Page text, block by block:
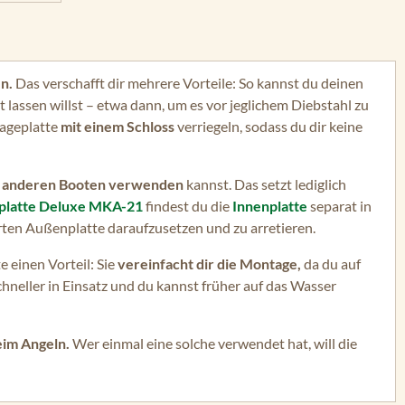
Das verschafft dir mehrere Vorteile: So kannst du deinen
willst – etwa dann, um es vor jeglichem Diebstahl zu
mit einem Schlossverriegeln, sodass du dir keine
Booten verwenden kannst. Das setzt lediglich
Deluxe MKA-21findest du die Innenplatte separat in
Außenplatte daraufzusetzen und zu arretieren.
einen Vorteil: Sievereinfacht dir die Montage, da du auf
in Einsatz und du kannst früher auf das Wasser
Angeln. Wer einmal eine solche verwendet hat, will die